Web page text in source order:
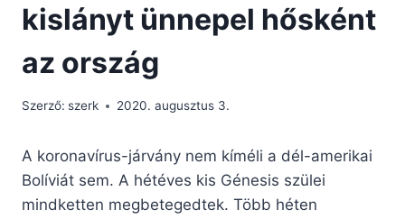
kislányt ünnepel hősként
az ország
Szerző: szerk 2020. augusztus 3.
A koronavírus-járvány nem kíméli a dél-amerikai
Bolíviát sem. A hétéves kis Génesis szülei
mindketten megbetegedtek. Több héten